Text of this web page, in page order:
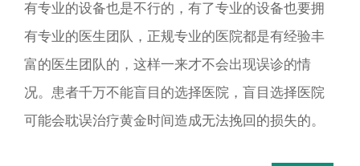
有专业的设备也是不行的，有了专业的设备也要拥
有专业的医生团队，正规专业的医院都是有经验丰
富的医生团队的，这样一来才不会出现误诊的情
况。患者千万不能盲目的选择医院，盲目选择医院
可能会耽误治疗黄金时间造成无法挽回的损失的。